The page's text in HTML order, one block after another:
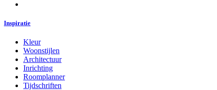
Inspiratie
Kleur
Woonstijlen
Architectuur
Inrichting
Roomplanner
Tijdschriften